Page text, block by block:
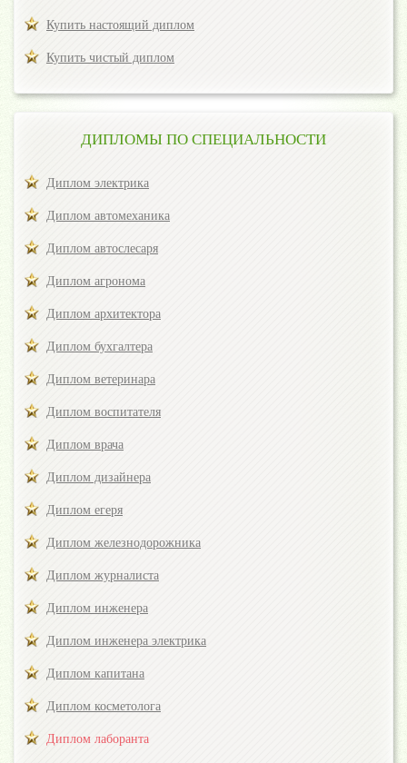
Купить настоящий диплом
Купить чистый диплом
ДИПЛОМЫ ПО СПЕЦИАЛЬНОСТИ
Диплом электрика
Диплом автомеханика
Диплом автослесаря
Диплом агронома
Диплом архитектора
Диплом бухгалтера
Диплом ветеринара
Диплом воспитателя
Диплом врача
Диплом дизайнера
Диплом егеря
Диплом железнодорожника
Диплом журналиста
Диплом инженера
Диплом инженера электрика
Диплом капитана
Диплом косметолога
Диплом лаборанта